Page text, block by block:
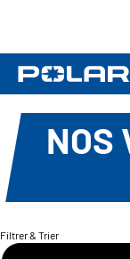
NOS
Filtrer & Trier